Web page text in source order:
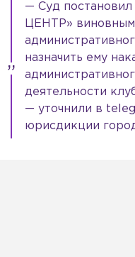
— Суд
ЦЕНТР»
назначить ему
деятельности
— уточнили в
юрисдикции